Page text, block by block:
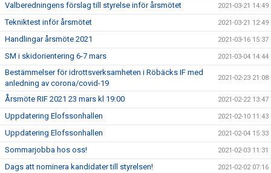
Valberedningens förslag till styrelse inför årsmötet 2021-03-21 14:49
Tekniktest inför årsmötet 2021-03-21 12:49
Handlingar årsmöte 2021 2021-03-16 15:37
SM i skidorientering 6-7 mars 2021-03-04 14:44
Bestämmelser för idrottsverksamheten i Röbäcks IF med
anledning av corona/covid-19
2021-02-23 21:08
Årsmöte RIF 2021 23 mars kl 19:00 2021-02-22 13:47
Uppdatering Elofssonhallen 2021-02-10 11:43
Uppdatering Elofssonhallen 2021-02-04 15:33
Sommarjobba hos oss! 2021-02-03 11:31
Dags att nominera kandidater till styrelsen! 2021-02-02 07:16